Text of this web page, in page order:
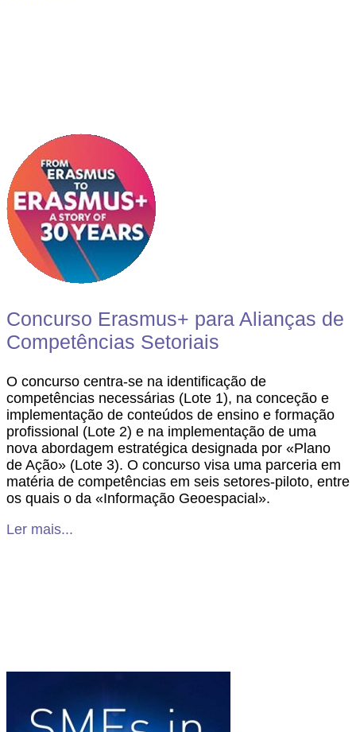
Concurso Erasmus+ para Alianças de
Competências Setoriais
O concurso centra-se na identificação de
competências necessárias (Lote 1), na conceção e
implementação de conteúdos de ensino e formação
profissional (Lote 2) e na implementação de uma
nova abordagem estratégica designada por «Plano
de Ação» (Lote 3). O concurso visa uma parceria em
matéria de competências em seis setores-piloto, entre
os quais o da «Informação Geoespacial».
Ler mais...